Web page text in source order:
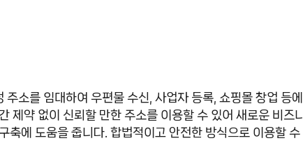
소를 임대하여 우편물 수신, 사업자 등록, 쇼핑몰 창업 등에
제약 없이 신뢰할 만한 주소를 이용할 수 있어 새로운 비즈니
축에 도움을 줍니다. 합법적이고 안전한 방식으로 이용할 수